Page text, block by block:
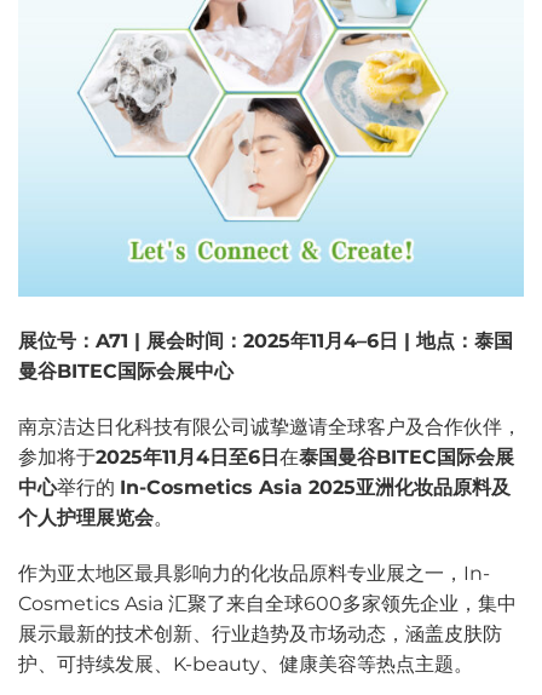
展位号：A71 | 展会时间：2025年11月4–6日 | 地点：泰国
曼谷BITEC国际会展中心
南京洁达日化科技有限公司诚挚邀请全球客户及合作伙伴，
参加将于2025年11月4日至6日在泰国曼谷BITEC国际会展
中心举行的 In-Cosmetics Asia 2025亚洲化妆品原料及
个人护理展览会。
作为亚太地区最具影响力的化妆品原料专业展之一，In-
Cosmetics Asia 汇聚了来自全球600多家领先企业，集中
展示最新的技术创新、行业趋势及市场动态，涵盖皮肤防
护、可持续发展、K-beauty、健康美容等热点主题。